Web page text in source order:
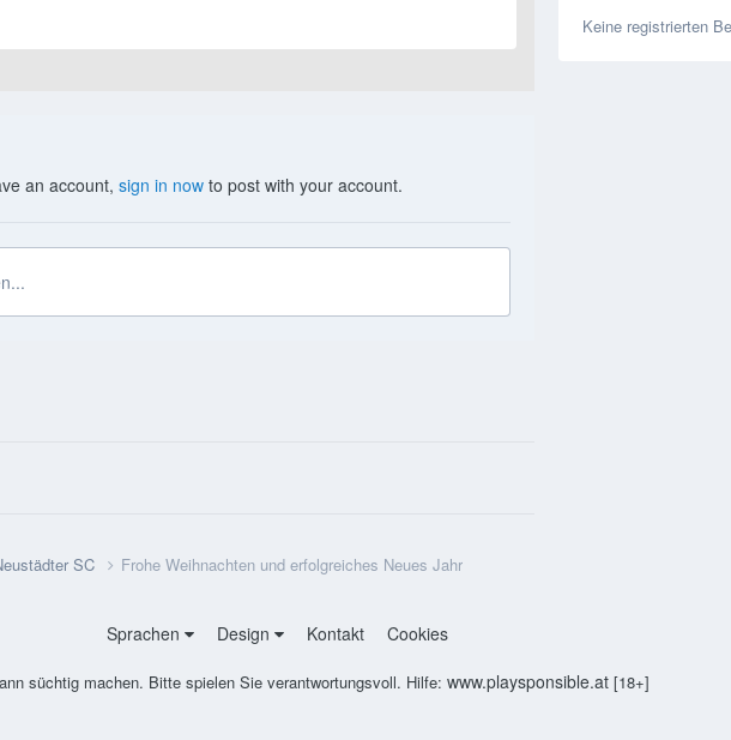
an account, sign in now to post with your account.
Keine registrierten
SC Frohe Weihnachten und erfolgreiches Neues Jahr
Sprachen Design Kontakt Cookies
süchtig machen. Bitte spielen Sie verantwortungsvoll. Hilfe: www.playsponsible.at [18+]